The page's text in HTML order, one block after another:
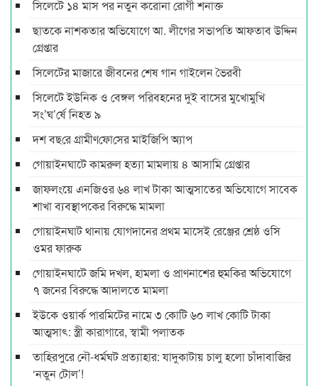
সিলেটে ১৪ মাস পর নতুন করোনা রোগী শনাক্ত
ছাতকে নাশকতার অভিযোগে আ. লীগের সভাপ‌তি আফতাব উদ্দিন
গ্রেপ্তার
সিলেটের মাজারে জীবনের শেষ গান গাইলেন ভৈরবী
সিলেটে ইউনিক ও বেঙ্গল পরিবহনের দুই বাসের মুখোমুখি
সং’ঘ’র্ষে নিহত ৯
দশ বছ‌রে গ্রামীণ‌ফো‌সের মাইজিপি অ্যাপ
গোয়াইনঘাটে কামরুল হত্যা মামলায় ৪ আসামি গ্রেপ্তার
জাফলংয়ে এনজিওর ৬৪ লাখ টাকা আত্মসাতের অভিযোগে সাবেক
শাখা ব্যবস্থাপকের বিরুদ্ধে মামলা
গোয়াইনঘাট থানায় যোগদানের প্রথম মাসেই রেঞ্জের শ্রেষ্ঠ ওসি
ওমর ফারুক
গোয়াইনঘাটে জমি দখল, হামলা ও প্রাণনাশের হুমকির অভিযোগে
৭ জনের বিরুদ্ধে আদালতে মামলা
ইউকে ওয়ার্ক পারমিটের নামে ৩ কোটি ৬০ লাখ কোটি টাকা
আত্মসাৎ: স্ত্রী কারাগারে, স্বামী পলাতক
তাহিরপুরে নৌ-ধর্মঘট প্রত্যাহার: যাদুকাটায় চালু হলো চাঁদাবাজির
‘নতুন টোল’!